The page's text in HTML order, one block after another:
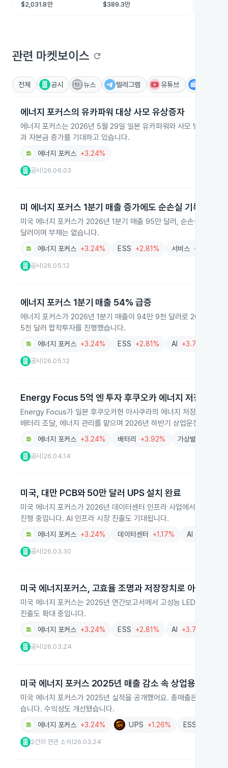
$2,031.8만
$389.3만
관련 마켓보이스 refresh
전체 공시 뉴스 텔레그램 유튜브
에너지 포커스의 유카파워 대상 사모 유상증자
에너지 포커스는 2026년 5월 29일 일본 유카파워와 사모 방식으로
과 자본금 증가를 기대하고 있습니다.
에너지 포커스 +3.24%
공시 26.06.03
미 에너지 포커스 1분기 매출 증가에도 순손실 기록
미국 에너지 포커스가 2026년 1분기 매출 95만 달러, 순손실 14만
달러이며 부채는 없습니다.
에너지 포커스 +3.24% ESS +2.81% 서비스 +1.97%
공시 26.05.12
에너지 포커스 1분기 매출 54% 급증
에너지 포커스가 2026년 1분기 매출이 94만 9천 달러로 2025년 대
5천 달러 합작투자를 진행했습니다.
에너지 포커스 +3.24% ESS +2.81% AI +3.73%
공시 26.05.12
Energy Focus 5억 엔 투자 후쿠오카 에너지 저장소 가동
Energy Focus가 일본 후쿠오카현 아사쿠라의 에너지 저장 발전
배터리 조달, 에너지 관리를 맡으며 2026년 하반기 상업운전을 시작
에너지 포커스 +3.24% 배터리 +3.92% 가상발전소
공시 26.04.14
미국, 대만 PCB와 50만 달러 UPS 설치 완료
미국 에너지 포커스가 2026년 데이터센터 인프라 사업에서 대만
진행 중입니다. AI 인프라 시장 진출도 기대됩니다.
에너지 포커스 +3.24% 데이터센터 +1.17% AI
공시 26.03.30
미국 에너지포커스, 고효율 조명과 저장장치로 아시아 공
미국 에너지 포커스는 2025년 연간보고서에서 고성능 LED 조명과
진출도 확대 중입니다.
에너지 포커스 +3.24% ESS +2.81% AI +3.73%
공시 26.03.24
미국 에너지 포커스 2025년 매출 감소 속 상업용 매출 증
미국 에너지 포커스가 2025년 실적을 공개했어요. 총매출은 2024
습니다. 수익성도 개선됐습니다.
에너지 포커스 +3.24% UPS +1.26% ESS
2건의 연관 소식 26.03.24